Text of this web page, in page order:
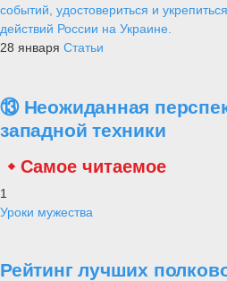
событий, удостовериться и
действий России на Украине.
28 января Статьи
⑬ Неожиданная
западной техники
Самое читаемое
1
Уроки мужества
Рейтинг лучших